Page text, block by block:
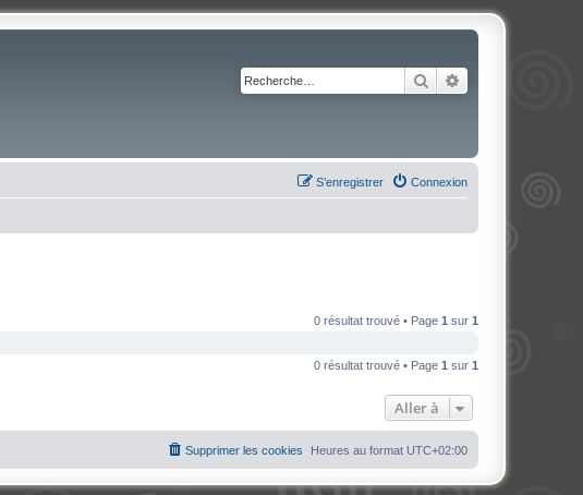
Rechercher
Connexion
S’enregistrer
0 résultat trouvé • Page 1 sur 1
0 résultat trouvé • Page 1 sur 1
Aller à
Heures au format UTC+02:00
Supprimer les cookies